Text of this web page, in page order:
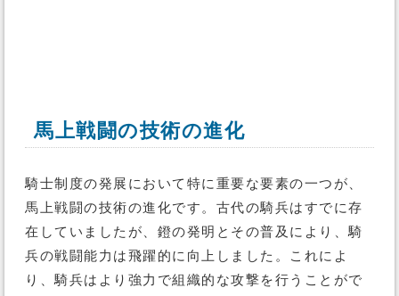
馬上戦闘の技術の進化
騎士制度の発展において特に重要な要素の一つが、
馬上戦闘の技術の進化です。古代の騎兵はすでに存
在していましたが、鐙の発明とその普及により、騎
兵の戦闘能力は飛躍的に向上しました。これによ
り、騎兵はより強力で組織的な攻撃を行うことがで